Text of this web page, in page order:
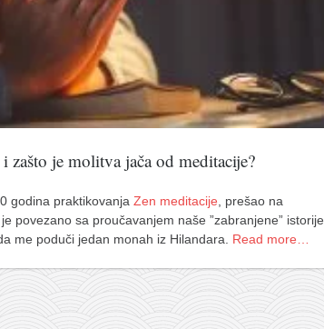
je molitva jača od meditacije?
godina praktikovanja Zen meditacije, prešao na
povezano sa proučavanjem naše ”zabranjene” istorije
me poduči jedan monah iz Hilandara. Read more…